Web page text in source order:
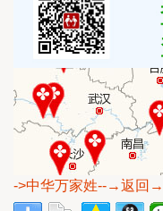
->中华万家姓--→返回→